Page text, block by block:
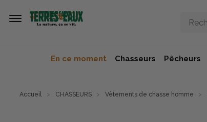
En ce moment Chasseurs Pêcheurs
Accueil CHASSEURS Vêtements de chasse homme